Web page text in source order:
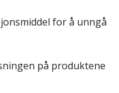
for å unngå
på produktene